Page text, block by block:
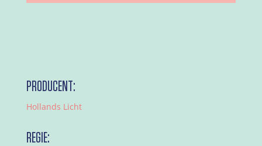
PRODUCENT:
Hollands Licht
REGIE: